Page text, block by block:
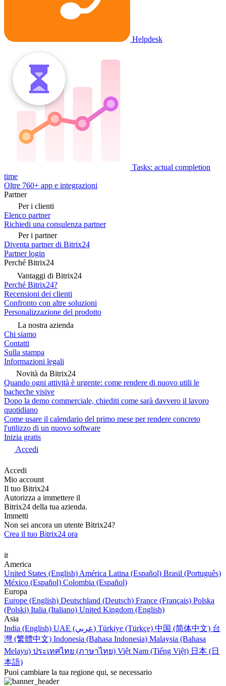
Helpdesk
Tasks: actual completion
time
Oltre 760+ app e integrazioni
Partner
Per i clienti
Elenco partner
Richiedi una consulenza partner
Per i partner
Diventa partner di Bitrix24
Partner login
Perché Bitrix24
Vantaggi di Bitrix24
Perché Bitrix24?
Recensioni dei clienti
Confronto con altre soluzioni
Personalizzazione del prodotto
La nostra azienda
Chi siamo
Contatti
Sulla stampa
Informazioni legali
Novità da Bitrix24
Quando ogni attività è urgente: come rendere di nuovo utili le
bacheche visive
Dopo la demo commerciale, chiediti come sarà davvero il lavoro
quotidiano
Come usare il calendario del primo mese per rendere concreto
l'utilizzo di un nuovo software
Inizia gratis
Accedi
Accedi
Mio account
Il tuo Bitrix24
Autorizza a immettere il
Bitrix24 della tua azienda.
Immetti
Non sei ancora un utente Bitrix24?
Crea il tuo Bitrix24 ora
it
America
United States (English) América Latina (Español) Brasil (Português)
México (Español) Colombia (Español)
Europa
Europe (English) Deutschland (Deutsch) France (Français) Polska
(Polski) Italia (Italiano) United Kingdom (English)
Asia
India (English)
UAE (عربي) Türkiye (Türkçe) 中国 (简体中文) 台
灣 (繁體中文) Indonesia (Bahasa Indonesia) Malaysia (Bahasa
Melayu) ประเทศไทย (ภาษาไทย) Việt Nam (Tiếng Việt) 日本 (日
本語)
Puoi cambiare la tua regione qui, se necessario